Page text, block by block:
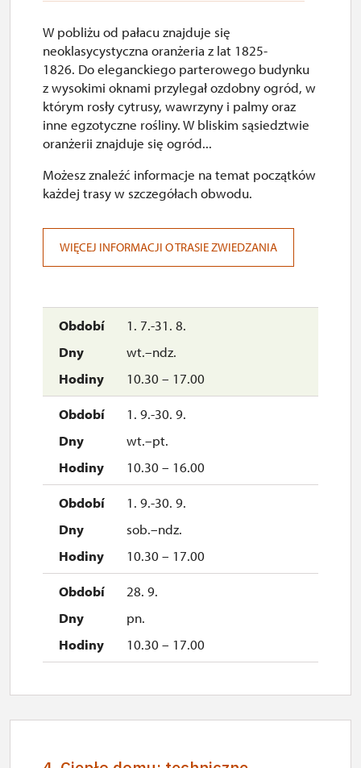
1. 7.-31. 8.
wt.–ndz.
10.30 – 17.00
1. 9.-30. 9.
wt.–pt.
10.30 – 16.00
1. 9.-30. 9.
sob.–ndz.
10.30 – 17.00
28. 9.
pn.
10.30 – 17.00
W pobliżu od pałacu znajduje się
neoklasycystyczna oranżeria z lat 1825-
1826. Do eleganckiego parterowego budynku
z wysokimi oknami przylegał ozdobny ogród, w
którym rosły cytrusy, wawrzyny i palmy oraz
inne egzotyczne rośliny. W bliskim sąsiedztwie
oranżerii znajduje się ogród...
Możesz znaleźć informacje na temat początków
każdej trasy w szczegółach obwodu.
WIĘCEJ INFORMACJI O TRASIE ZWIEDZANIA